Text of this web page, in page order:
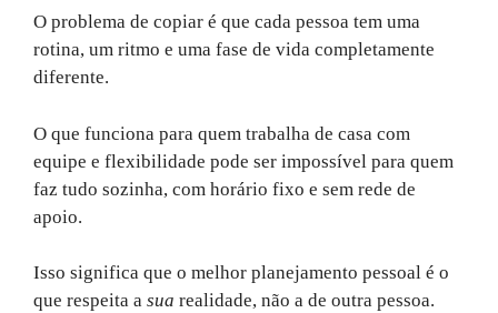
O problema de copiar é que cada pessoa tem uma
rotina, um ritmo e uma fase de vida completamente
diferente.
O que funciona para quem trabalha de casa com
equipe e flexibilidade pode ser impossível para quem
faz tudo sozinha, com horário fixo e sem rede de
apoio.
Isso significa que o melhor planejamento pessoal é o
que respeita a sua realidade, não a de outra pessoa.